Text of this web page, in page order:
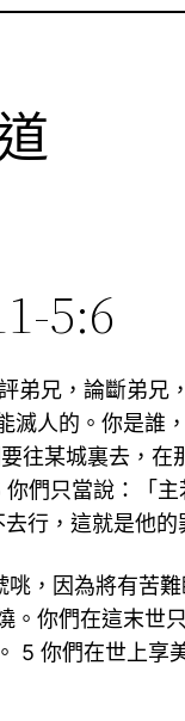
5:6
弟兄，論斷弟
滅人的。你是誰
往某城裏去，
們只當說：「
行，這就是他的
，因為將有苦
。你們在這末世
5 你們在世上